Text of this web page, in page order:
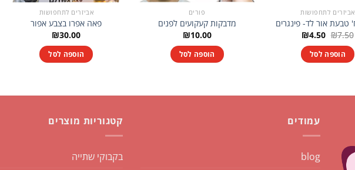
אביזרים לתחפושות
₪7.50 המחיר
היה:
₪7.50.
₪4.50 המחיר
הוא:
₪4.50. הוספה לסל
פורים
מדבקות קעקועים לפנים
₪10.00
הוספה לסל
אביזרים לתחפושות
פאה אפרו בצבע אפור
₪30.00
הוספה לסל
עמודים
blog
קטגוריות מוצרים
בקבוקי שתייה